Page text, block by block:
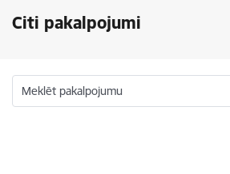
Citi pakalpojumi
Meklēt pakalpojumu